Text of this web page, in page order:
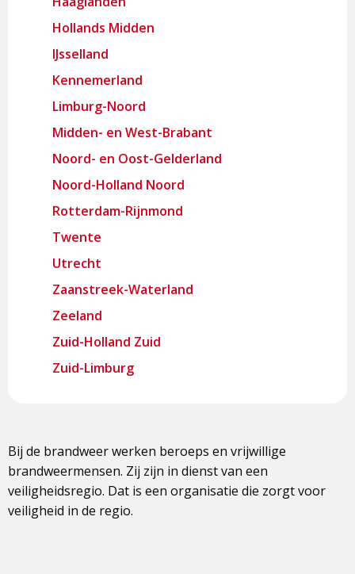
Hollands Midden
IJsselland
Kennemerland
Limburg-Noord
Midden- en West-Brabant
Noord- en Oost-Gelderland
Noord-Holland Noord
Rotterdam-Rijnmond
Twente
Utrecht
Zaanstreek-Waterland
Zeeland
Zuid-Holland Zuid
Zuid-Limburg
Bij de brandweer werken beroeps en vrijwillige
brandweermensen. Zij zijn in dienst van een
veiligheidsregio. Dat is een organisatie die zorgt voor
veiligheid in de regio.